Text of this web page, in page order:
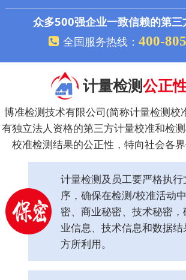
众多500强企业一致信赖的第三
全国服务热线：400-
计量检测公正
博准检测技术有限公司(简称计量检测校
有独立法人资格的第三方计量校准和检
校准检测结果的公正性，特向社会各
计量检测及员工要严格执
序，确保在检测/校准活动
密、商业秘密、技术秘密
业信息、技术信息和数据
方所利用。